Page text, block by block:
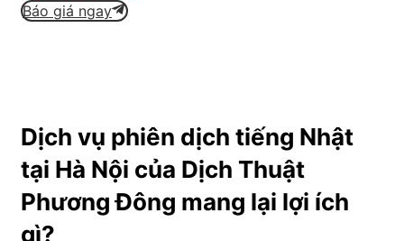
Báo giá ngay
Dịch vụ phiên dịch tiếng Nhật
tại Hà Nội của Dịch Thuật
Phương Đông mang lại lợi ích
gì?